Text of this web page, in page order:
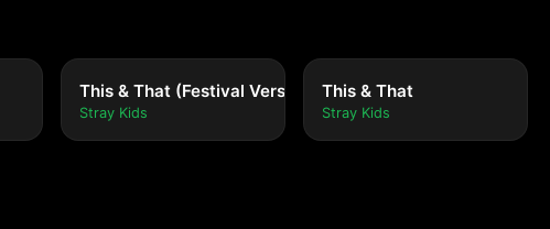
This & That (Festival Version)
Stray Kids
This & That
Stray Kids